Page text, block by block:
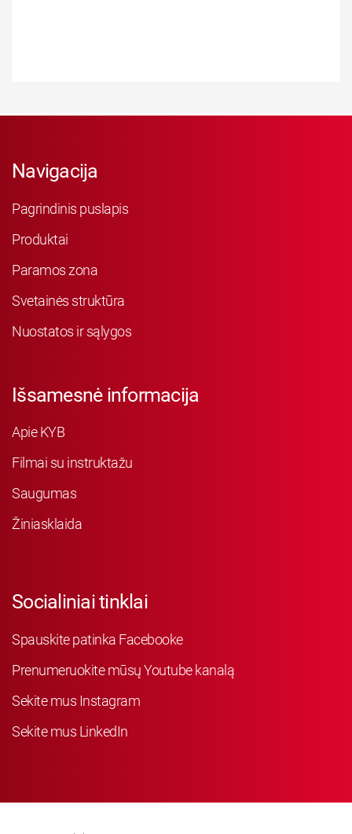
Navigacija
Pagrindinis puslapis
Produktai
Paramos zona
Svetainės struktūra
Nuostatos ir sąlygos
Išsamesnė informacija
Apie KYB
Filmai su instruktažu
Saugumas
Žiniasklaida
Socialiniai tinklai
Spauskite patinka Facebooke
Prenumeruokite mūsų Youtube kanalą
Sekite mus Instagram
Sekite mus LinkedIn